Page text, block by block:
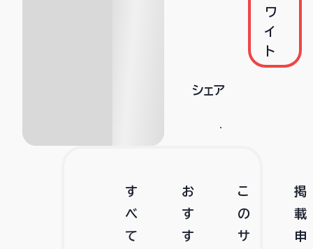
ワ
イ
ト
シェア
す
べ
て
お
す
す
こ
の
サ
掲
載
申